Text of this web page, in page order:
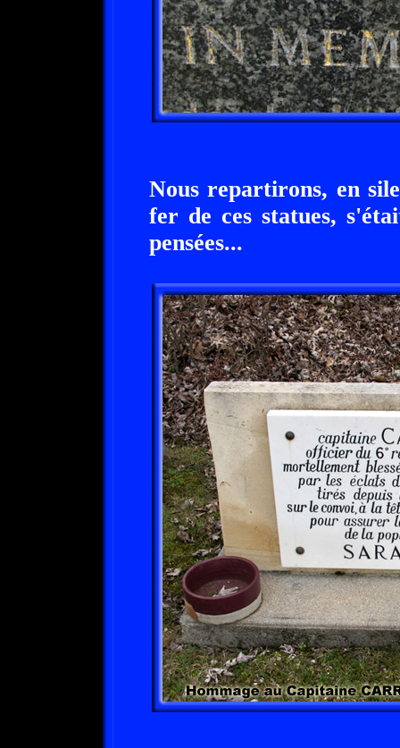
Nous repartirons, en
fer de ces statues,
pensées...